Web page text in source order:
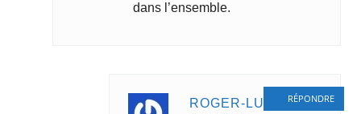
dans l’ensemble.
ROGER-LUC
RÉPONDRE